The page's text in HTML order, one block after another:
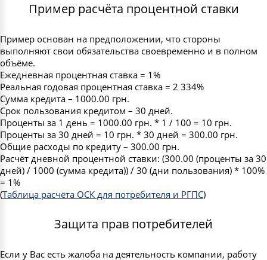
Пример расчёта процентной ставки
Пример основан на предположении, что стороны
выполняют свои обязательства своевременно и в полном
объёме.
Ежедневная процентная ставка = 1%
Реальная годовая процентная ставка = 2 334%
Сумма кредита – 1000.00 грн.
Срок пользования кредитом – 30 дней.
Проценты за 1 день = 1000.00 грн. * 1 / 100 = 10 грн.
Проценты за 30 дней = 10 грн. * 30 дней = 300.00 грн.
Общие расходы по кредиту – 300.00 грн.
Расчёт дневной процентной ставки: (300.00 (проценты за 30
дней) / 1000 (сумма кредита)) / 30 (дни пользования) * 100%
= 1%
(Таблица расчёта ОСК для потребителя и РГПС)
Защита прав потребителей
Если у Вас есть жалоба на деятельность компании, работу